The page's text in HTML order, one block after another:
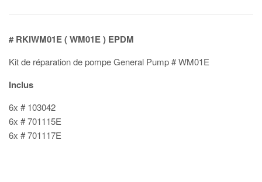
# RKIWM01E ( WM01E ) EPDM
Kit de réparation de pompe General Pump # WM01E
Inclus
6x # 103042
6x # 701115E
6x # 701117E